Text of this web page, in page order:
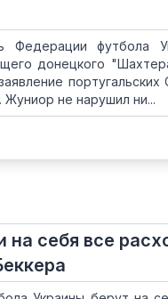
Федерации футбола
донецкого
Жуниор не нарушил ни...
на себя все